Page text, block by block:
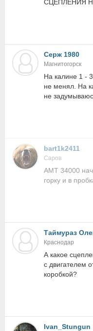
СЦЕПЛЕНИЯ
Серж 1980
Магнитогорск
На калине 1 -
не менял. На
не
bart1k2411
Саров
АМТ 34000
горку и в
Таймураз
Краснодар
А какое
с двигателем
коробкой?
Ivan_Stungun